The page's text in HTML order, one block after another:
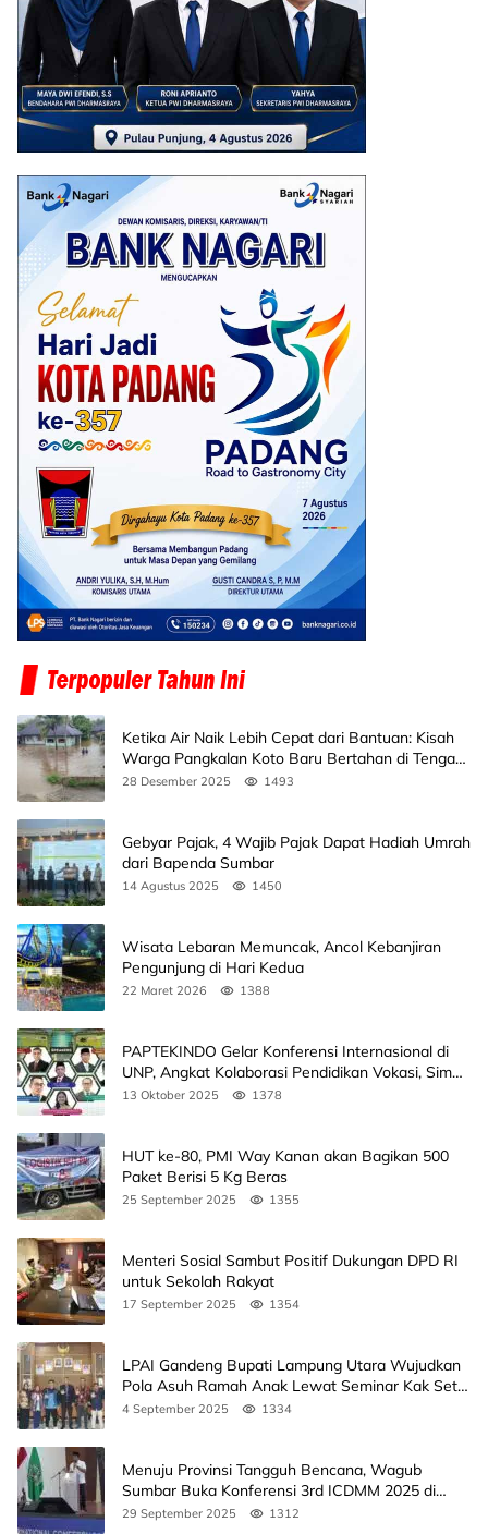
Ketika Air Naik Lebih Cepat dari Bantuan: Kisah
Warga Pangkalan Koto Baru Bertahan di Tengah
Banjir
28 Desember 2025 1493
Gebyar Pajak, 4 Wajib Pajak Dapat Hadiah Umrah
dari Bapenda Sumbar
14 Agustus 2025 1450
Wisata Lebaran Memuncak, Ancol Kebanjiran
Pengunjung di Hari Kedua
22 Maret 2026 1388
PAPTEKINDO Gelar Konferensi Internasional di
UNP, Angkat Kolaborasi Pendidikan Vokasi, Simak
Agendanya
13 Oktober 2025 1378
HUT ke-80, PMI Way Kanan akan Bagikan 500
Paket Berisi 5 Kg Beras
25 September 2025 1355
Menteri Sosial Sambut Positif Dukungan DPD RI
untuk Sekolah Rakyat
17 September 2025 1354
LPAI Gandeng Bupati Lampung Utara Wujudkan
Pola Asuh Ramah Anak Lewat Seminar Kak Seto,
Ini Jadwalnya
4 September 2025 1334
Menuju Provinsi Tangguh Bencana, Wagub
Sumbar Buka Konferensi 3rd ICDMM 2025 di
Unand
29 September 2025 1312